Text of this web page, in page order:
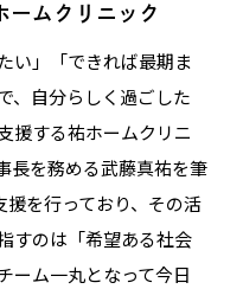
ームクリニック
い」「できれば最期ま
、自分らしく過ごした
援する祐ホームクリニ
長を務める武藤真祐を筆
を行っており、その活
すのは「希望ある社会
ーム一丸となって今日